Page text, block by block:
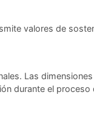
valores de
Las
durante el